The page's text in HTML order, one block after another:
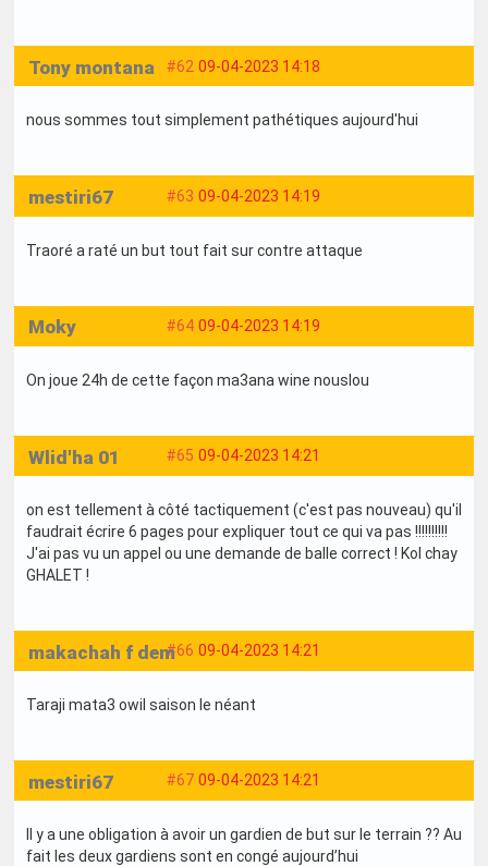
#62 09-04-2023 14:18
Tony montana
nous sommes tout simplement pathétiques aujourd'hui
#63 09-04-2023 14:19
mestiri67
Traoré a raté un but tout fait sur contre attaque
#64 09-04-2023 14:19
Moky
On joue 24h de cette façon ma3ana wine nouslou
#65 09-04-2023 14:21
Wlid'ha 01
on est tellement à côté tactiquement (c'est pas nouveau) qu'il
faudrait écrire 6 pages pour expliquer tout ce qui va pas !!!!!!!!!!
J'ai pas vu un appel ou une demande de balle correct ! Kol chay
GHALET !
#66 09-04-2023 14:21
makachah f dem
Taraji mata3 owil saison le néant
#67 09-04-2023 14:21
mestiri67
Il y a une obligation à avoir un gardien de but sur le terrain ?? Au
fait les deux gardiens sont en congé aujourd’hui